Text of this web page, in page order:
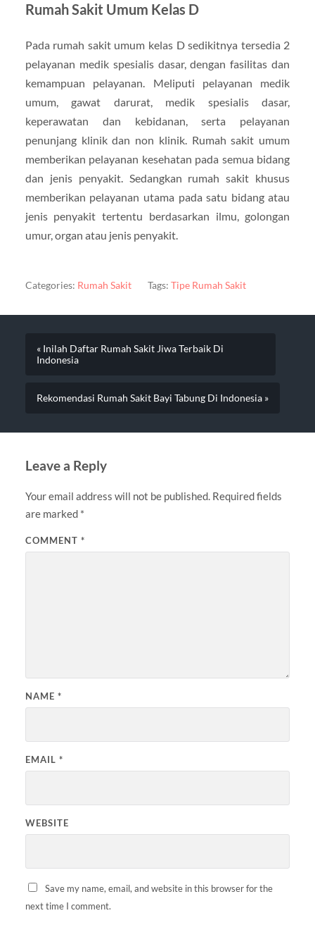
Rumah Sakit Umum Kelas D
Pada rumah sakit umum kelas D sedikitnya tersedia 2
pelayanan medik spesialis dasar, dengan fasilitas dan
kemampuan pelayanan. Meliputi pelayanan medik
umum, gawat darurat, medik spesialis dasar,
keperawatan dan kebidanan, serta pelayanan
penunjang klinik dan non klinik. Rumah sakit umum
memberikan pelayanan kesehatan pada semua bidang
dan jenis penyakit. Sedangkan rumah sakit khusus
memberikan pelayanan utama pada satu bidang atau
jenis penyakit tertentu berdasarkan ilmu, golongan
umur, organ atau jenis penyakit.
Categories: Rumah Sakit Tags: Tipe Rumah Sakit
« Inilah Daftar Rumah Sakit Jiwa Terbaik Di
Indonesia
Rekomendasi Rumah Sakit Bayi Tabung Di Indonesia »
Leave a Reply
Your email address will not be published. Required fields
are marked *
COMMENT *
NAME *
EMAIL *
WEBSITE
Save my name, email, and website in this browser for the
next time I comment.